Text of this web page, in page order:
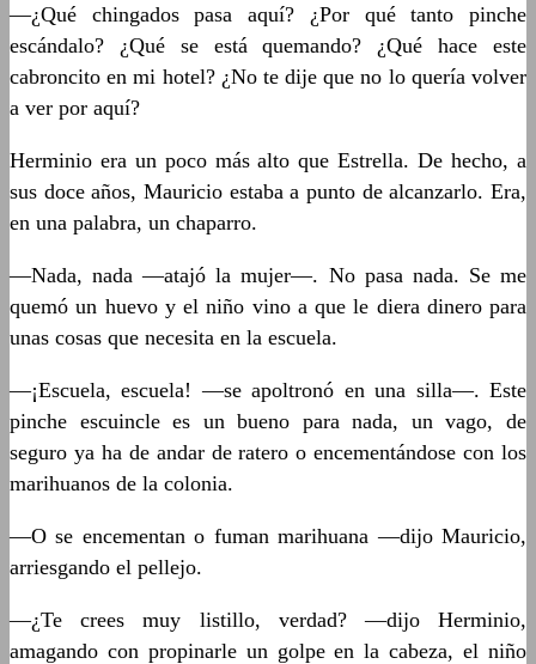
—¿Qué chingados pasa aquí? ¿Por qué tanto pinche
escándalo? ¿Qué se está quemando? ¿Qué hace este
cabroncito en mi hotel? ¿No te dije que no lo quería volver
a ver por aquí?
Herminio era un poco más alto que Estrella. De hecho, a
sus doce años, Mauricio estaba a punto de alcanzarlo. Era,
en una palabra, un chaparro.
—Nada, nada —atajó la mujer—. No pasa nada. Se me
quemó un huevo y el niño vino a que le diera dinero para
unas cosas que necesita en la escuela.
—¡Escuela, escuela! —se apoltronó en una silla—. Este
pinche escuincle es un bueno para nada, un vago, de
seguro ya ha de andar de ratero o encementándose con los
marihuanos de la colonia.
—O se encementan o fuman marihuana —dijo Mauricio,
arriesgando el pellejo.
—¿Te crees muy listillo, verdad? —dijo Herminio,
amagando con propinarle un golpe en la cabeza, el niño